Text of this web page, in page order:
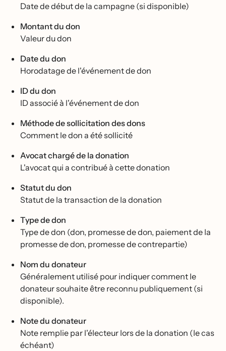
Date de début de la campagne (si disponible)
Montant du don
Valeur du don
Date du don
Horodatage de l'événement de don
ID du don
ID associé à l'événement de don
Méthode de sollicitation des dons
Comment le don a été sollicité
Avocat chargé de la donation
L'avocat qui a contribué à cette donation
Statut du don
Statut de la transaction de la donation
Type de don
Type de don (don, promesse de don, paiement de la
promesse de don, promesse de contrepartie)
Nom du donateur
Généralement utilisé pour indiquer comment le
donateur souhaite être reconnu publiquement (si
disponible).
Note du donateur
Note remplie par l'électeur lors de la donation (le cas
échéant)